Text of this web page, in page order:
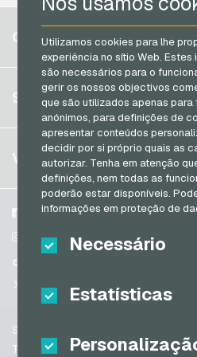
Utilizamos cookies para lhe
experiência no sítio Web.
são necessários para o
gerir os nossos objectivos
que são utilizados apenas
anónimos, para definições de
apresentar conteúdos
decidir por si próprio quais as
autorizar. Tenha em atenção
definições, nem todas as
poderão estar disponíveis.
informações em proteção de
Necessário
Estatísticas
Transcash Cartoes de
Brasil
Alemanha (DE)
Alemanha (EN)
Itália
Países Baixos
Áustria
Portugal
Switzerland (IT)
Espanha
CONTA
Registrar
Log in
Meu carrinho
SERVIÇO
FAQ
Formas de pagamento
Termos e condicoes&Direito de
VGO-SHOP
Sobre nós
Parceiros
Facebook
Instagram
@VGO_com
Suporte
Termos e condicoes